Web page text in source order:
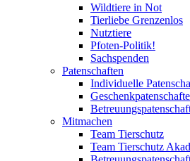
Wildtiere in Not
Tierliebe Grenzenlos
Nutztiere
Pfoten-Politik!
Sachspenden
Patenschaften
Individuelle
Mitmachen
Team Tierschutz
Team Tierschutz